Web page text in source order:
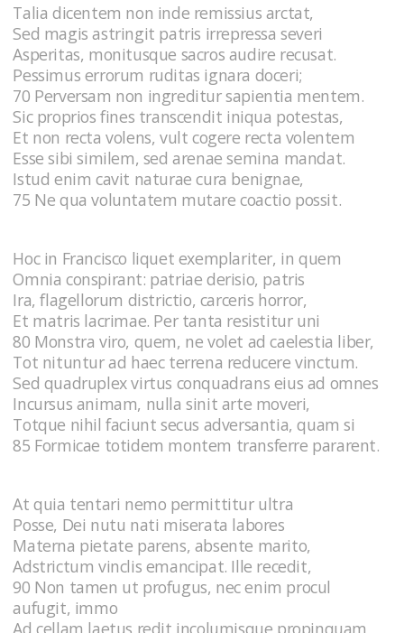
Talia dicentem non inde remissius arctat,
Sed magis astringit patris irrepressa severi
Asperitas, monitusque sacros audire recusat.
Pessimus errorum ruditas ignara doceri;
70 Perversam non ingreditur sapientia mentem.
Sic proprios fines transcendit iniqua potestas,
Et non recta volens, vult cogere recta volentem
Esse sibi similem, sed arenae semina mandat.
Istud enim cavit naturae cura benignae,
75 Ne qua voluntatem mutare coactio possit.
Hoc in Francisco liquet exemplariter, in quem
Omnia conspirant: patriae derisio, patris
Ira, flagellorum districtio, carceris horror,
Et matris lacrimae. Per tanta resistitur uni
80 Monstra viro, quem, ne volet ad caelestia liber,
Tot nituntur ad haec terrena reducere vinctum.
Sed quadruplex virtus conquadrans eius ad omnes
Incursus animam, nulla sinit arte moveri,
Totque nihil faciunt secus adversantia, quam si
85 Formicae totidem montem transferre pararent.
At quia tentari nemo permittitur ultra
Posse, Dei nutu nati miserata labores
Materna pietate parens, absente marito,
Adstrictum vinclis emancipat. Ille recedit,
90 Non tamen ut profugus, nec enim procul
aufugit, immo